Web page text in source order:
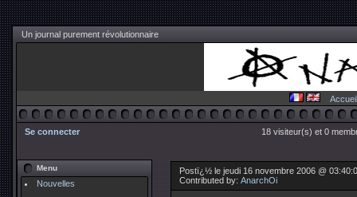
Un journal purement révolutionnaire
Accueil
Se connecter 18 visiteur(s) et 0
Menu
Nouvelles
Postï¿½ le jeudi 16 novembre 2006 @
Contributed by: AnarchOi